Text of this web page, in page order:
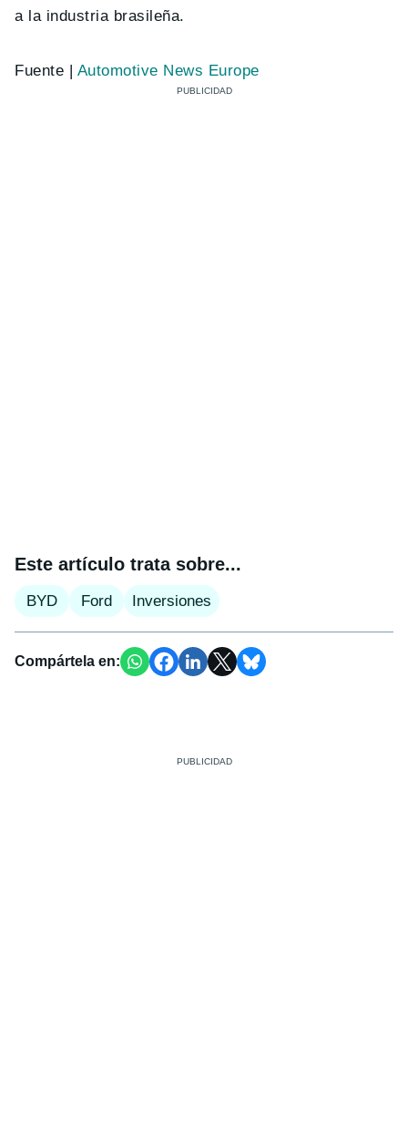
a la industria brasileña.
Fuente | Automotive News Europe
Este artículo trata sobre...
BYD Ford Inversiones
Compártela en: